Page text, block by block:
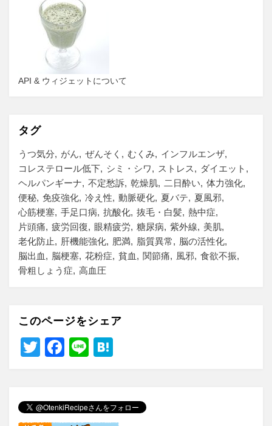
API & ウィジェットについて
タグ
うつ気分 がん ぜんそく むくみ
インフルエンザ
コレステロール低下
シミ・シワ ストレス
ダイエット
ヘルパンギーナ
不定愁訴 乾燥肌 二日酔い
体力強化
便秘 免疫強化 冷え性 動脈硬化 夏バテ
夏風邪
心筋梗塞 手足口病 抗酸化 抜毛・白髪 熱中症
片頭痛
疲労回復 眼精疲労 糖尿病 紫外線
美肌
老化防止
肝機能強化 肥満 脂質異常
脳の活性化
脳出血
脳梗塞 花粉症 貧血 関節痛 風邪 食欲不振
骨粗しょう症
高血圧
このページをシェア
T
er
F
e
Li
n